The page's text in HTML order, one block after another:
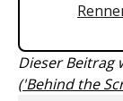
Dieser
('Behind the